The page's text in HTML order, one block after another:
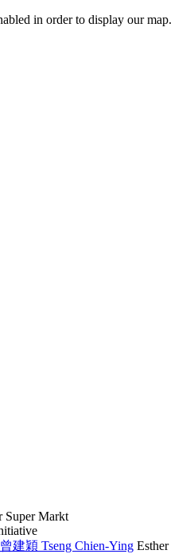
in order to display our map.
Super Markt
建穎 Tseng Chien-Ying Esther